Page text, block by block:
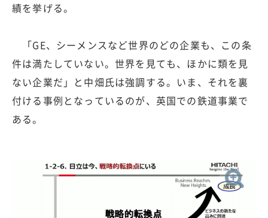
績を挙げる。
「GE、シーメンスなど世界のどの企業も、この条
件は満たしていない。世界を見ても、ほかに類を見
ない企業だ」と中畑氏は強調する。いま、それを裏
付ける事例となっているのが、英国での鉄道事業で
ある。